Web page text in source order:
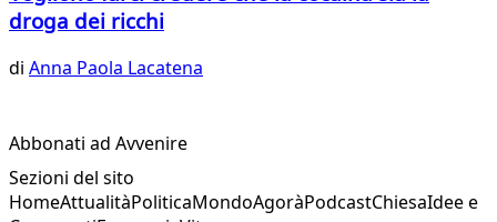
droga dei ricchi
di Anna Paola Lacatena
Abbonati ad Avvenire
Sezioni del sito
HomeAttualitàPoliticaMondoAgoràPodcastChiesaIdee e